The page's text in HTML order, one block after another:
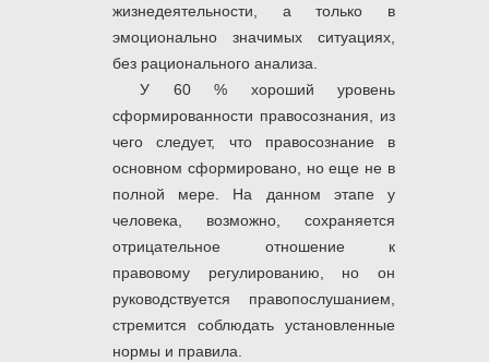
жизнедеятельности, а только в
эмоционально значимых ситуациях,
без рационального анализа.
У 60 % хороший уровень
сформированности правосознания, из
чего следует, что правосознание в
основном сформировано, но еще не в
полной мере. На данном этапе у
человека, возможно, сохраняется
отрицательное отношение к
правовому регулированию, но он
руководствуется правопослушанием,
стремится соблюдать установленные
нормы и правила.